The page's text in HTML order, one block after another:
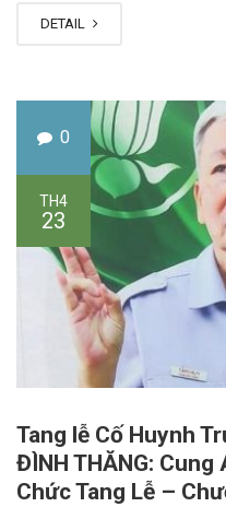
DETAIL
0
TH4
23
Tang lễ Cố Huynh
ĐÌNH THĂNG:
Chức Tang Lễ –